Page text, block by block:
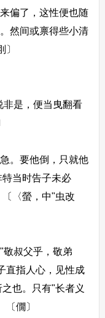
偏了，这性便也随
然间或禀得些小清
是，便当曳翻看
。要他倒，只就他
当时告子未必
〈螢，中"虫改
叔父乎，敬弟
直指人心，见性成
也。只有"长者义
僩〕